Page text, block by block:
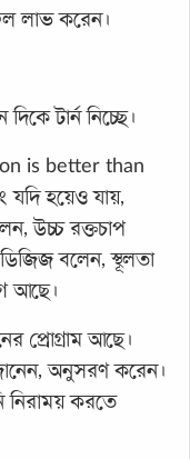
লাভ করেন।
টার্ন নিচ্ছে।
is better than
হয়েও যায়,
উচ্চ রক্তচাপ
বলেন, স্থূলতা
আছে।
প্রোগ্রাম আছে।
অনুসরণ করেন।
নিরাময় করতে